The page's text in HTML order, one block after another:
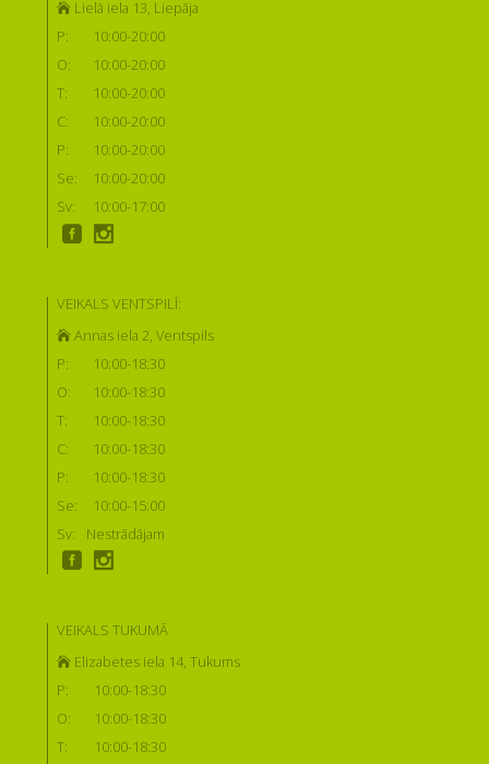
Lielā iela 13, Liepāja
P:
10:00-20:00
O:
10:00-20:00
T:
10:00-20:00
C:
10:00-20:00
P:
10:00-20:00
Se:
10:00-20:00
Sv:
10:00-17:00
VEIKALS VENTSPILĪ:
Annas iela 2, Ventspils
P:
10:00-18:30
O:
10:00-18:30
T:
10:00-18:30
C:
10:00-18:30
P:
10:00-18:30
Se:
10:00-15:00
Sv:
Nestrādājam
VEIKALS TUKUMĀ
Elizabetes iela 14, Tukums
P:
10:00-18:30
O:
10:00-18:30
T:
10:00-18:30